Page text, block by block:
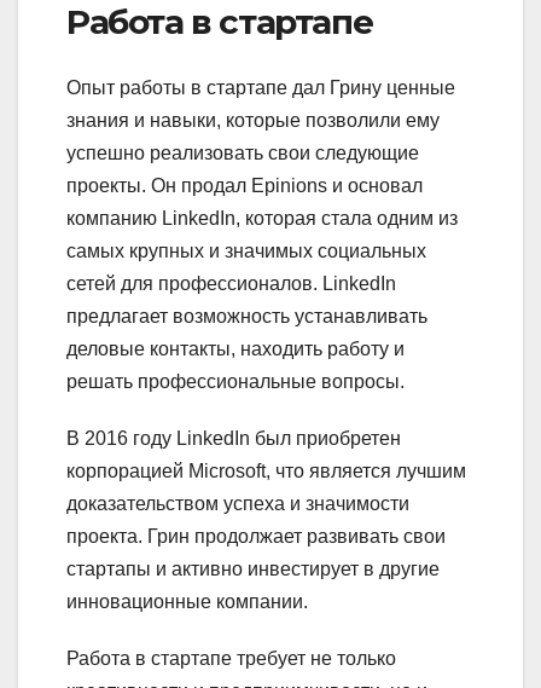
Работа в стартапе
Опыт работы в стартапе дал Грину ценные
знания и навыки, которые позволили ему
успешно реализовать свои следующие
проекты. Он продал Epinions и основал
компанию LinkedIn, которая стала одним из
самых крупных и значимых социальных
сетей для профессионалов. LinkedIn
предлагает возможность устанавливать
деловые контакты, находить работу и
решать профессиональные вопросы.
В 2016 году LinkedIn был приобретен
корпорацией Microsoft, что является лучшим
доказательством успеха и значимости
проекта. Грин продолжает развивать свои
стартапы и активно инвестирует в другие
инновационные компании.
Работа в стартапе требует не только